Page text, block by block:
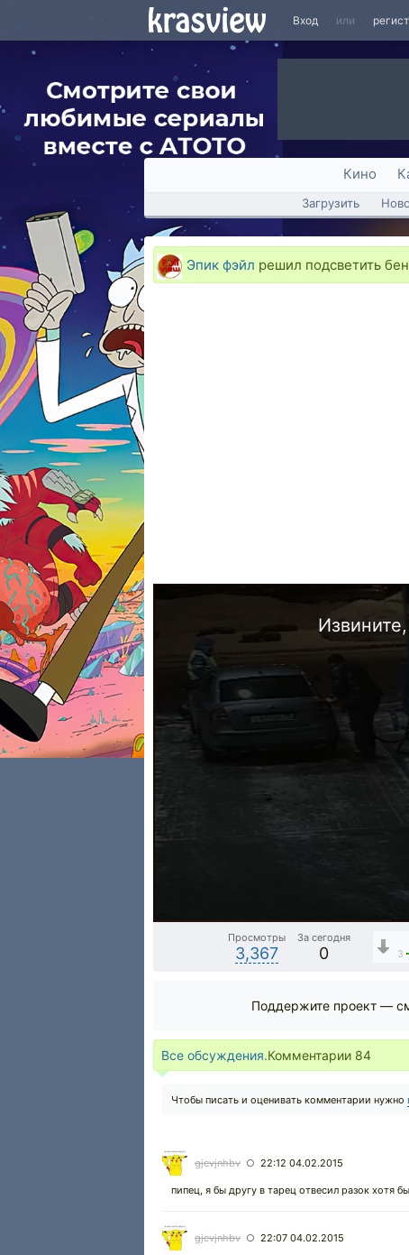
Вход или
Кино
Загрузить
Эпик фэйл решил подсветить
Просмотры
3,367
За сегодня
0 3
Поддержите проект —
Все обсуждения.Комментарии 84
Чтобы писать и оценивать комментарии нужно
gjcvjnhbv ○ 22:12 04.02.2015
пипец, я бы другу в тарец отвесил разок хотя бы
gjcvjnhbv ○ 22:07 04.02.2015